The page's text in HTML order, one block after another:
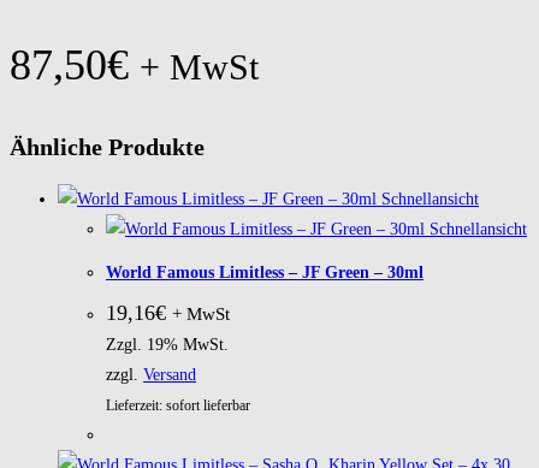
87,50€ + MwSt
Ähnliche Produkte
Schnellansicht
Schnellansicht
World Famous Limitless – JF Green – 30ml
19,16€ + MwSt
Zzgl. 19% MwSt.
zzgl. Versand
Lieferzeit: sofort lieferbar